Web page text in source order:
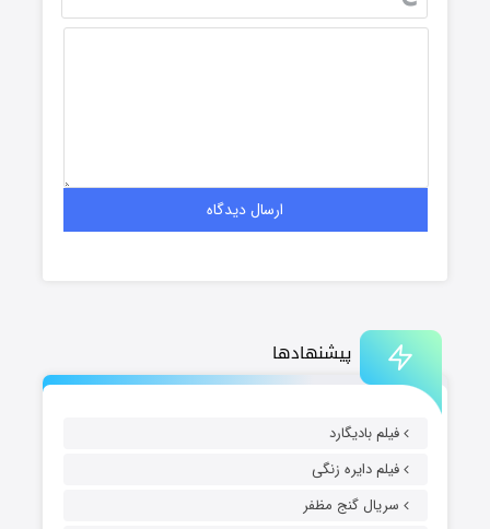
پیشنهادها
فیلم بادیگارد
فیلم دایره زنگی
سریال گنج مظفر